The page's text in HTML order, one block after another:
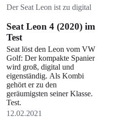
Der Seat Leon ist zu digital
Seat Leon 4 (2020) im
Test
Seat löst den Leon vom VW
Golf: Der kompakte Spanier
wird groß, digital und
eigenständig. Als Kombi
gehört er zu den
geräumigsten seiner Klasse.
Test.
12.02.2021